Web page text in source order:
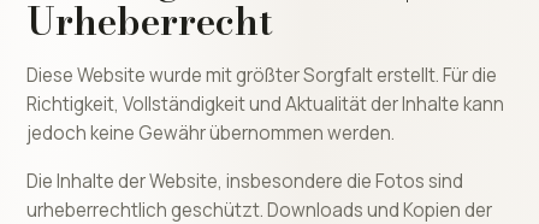
Urheberrecht
Diese Website wurde mit größter Sorgfalt erstellt. Für die
Richtigkeit, Vollständigkeit und Aktualität der Inhalte kann
jedoch keine Gewähr übernommen werden.
Die Inhalte der Website, insbesondere die Fotos sind
urheberrechtlich geschützt. Downloads und Kopien der